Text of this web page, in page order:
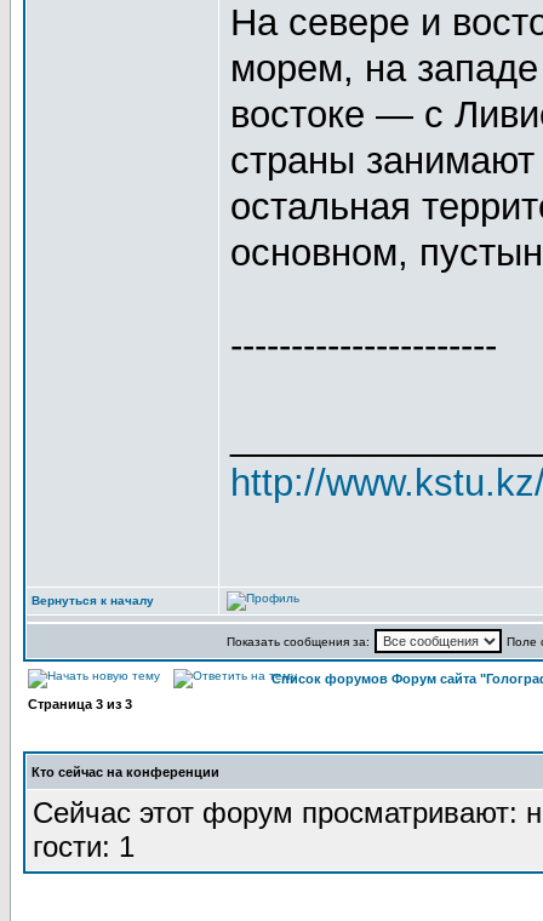
На севере и
морем, на
востоке — с
страны занимают
остальная
основном,
----------------------
http://
Вернуться к началу
Показать сообщения за: Поле
Список форумов Форум сайта
Страница 3 из 3
Кто сейчас на конференции
Сейчас этот форум просматривают:
гости: 1